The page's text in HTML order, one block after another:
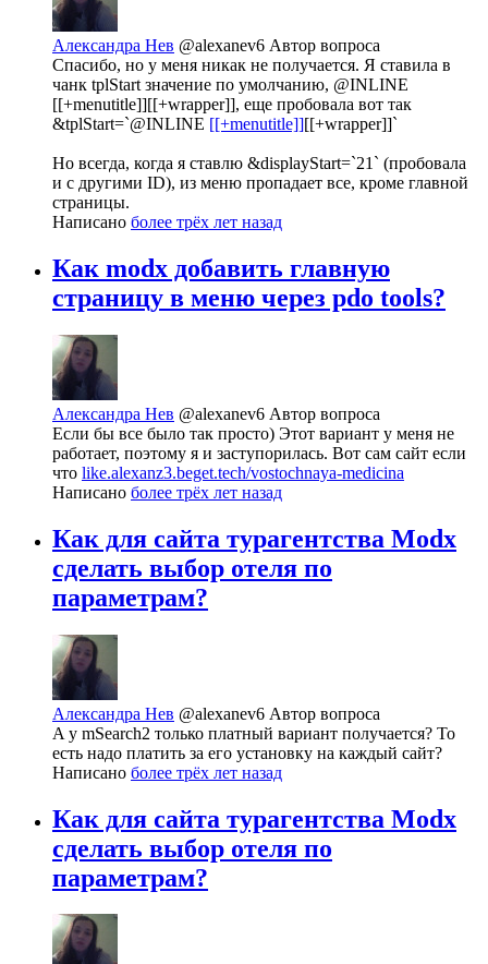
Александра Нев @alexanev6 Автор вопроса
Спасибо, но у меня никак не получается. Я ставила в
чанк tplStart значение по умолчанию, @INLINE
[[+menutitle]][[+wrapper]], еще пробовала вот так
&tplStart=`@INLINE [[+menutitle]][[+wrapper]]`
Но всегда, когда я ставлю &displayStart=`21` (пробовала
и с другими ID), из меню пропадает все, кроме главной
страницы.
Написано более трёх лет назад
Как modx добавить главную
страницу в меню через pdo tools?
Александра Нев @alexanev6 Автор вопроса
Если бы все было так просто) Этот вариант у меня не
работает, поэтому я и заступорилась. Вот сам сайт если
что like.alexanz3.beget.tech/vostochnaya-medicina
Написано более трёх лет назад
Как для сайта турагентства Modx
сделать выбор отеля по
параметрам?
Александра Нев @alexanev6 Автор вопроса
A у mSearch2 только платный вариант получается? То
есть надо платить за его установку на каждый сайт?
Написано более трёх лет назад
Как для сайта турагентства Modx
сделать выбор отеля по
параметрам?